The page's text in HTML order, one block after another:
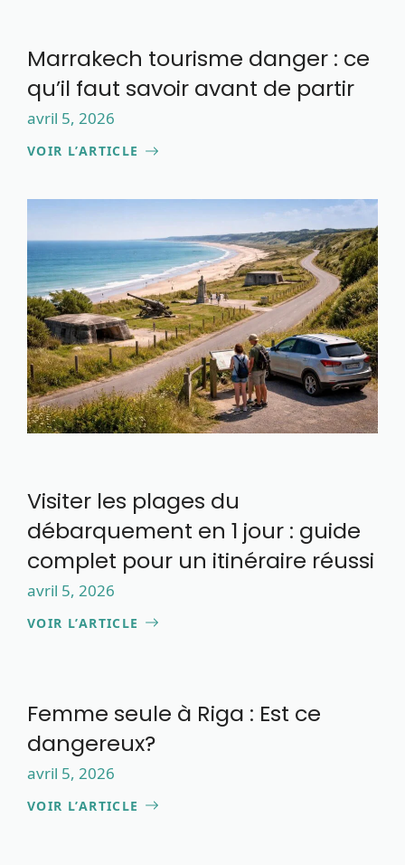
Marrakech tourisme danger : ce
qu’il faut savoir avant de partir
avril 5, 2026
VOIR L’ARTICLE
Visiter les plages du
débarquement en 1 jour : guide
complet pour un itinéraire réussi
avril 5, 2026
VOIR L’ARTICLE
Femme seule à Riga : Est ce
dangereux?
avril 5, 2026
VOIR L’ARTICLE